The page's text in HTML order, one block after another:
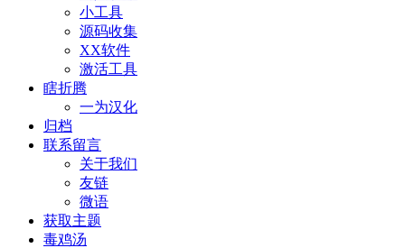
小工具
源码收集
XX软件
激活工具
瞎折腾
一为汉化
归档
联系留言
关于我们
友链
微语
获取主题
毒鸡汤